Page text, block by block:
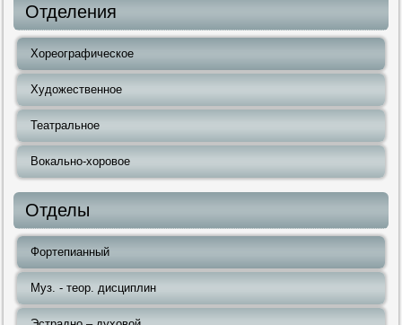
Отделения
Хореографическое
Художественное
Театральное
Вокально-хоровое
Отделы
Фортепианный
Муз. - теор. дисциплин